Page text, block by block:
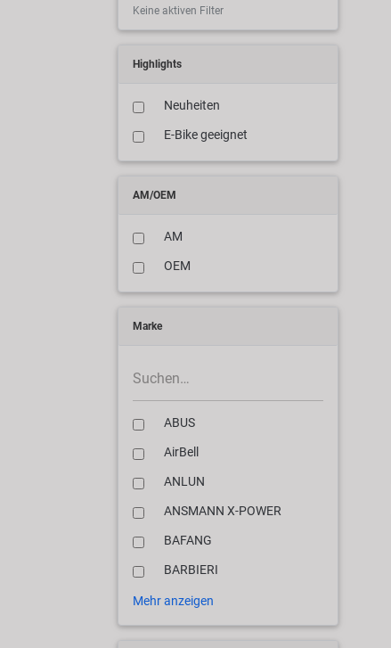
Keine aktiven Filter
Highlights
Neuheiten
E-Bike geeignet
AM/OEM
AM
OEM
Marke
ABUS
AirBell
ANLUN
ANSMANN X-POWER
BAFANG
BARBIERI
Mehr anzeigen